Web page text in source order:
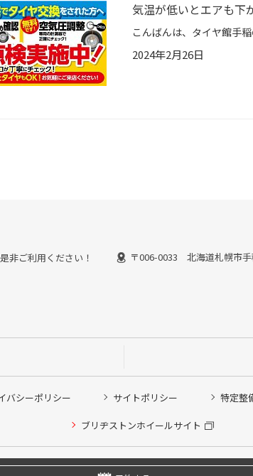
気温が低いとエアも下
2024年2月26日
非ご利用ください！ 〒006-0033 北海道札幌市
バシーポリシー サイトポリシー 特定整
ブリヂストンホイールサイト
Copyright © 2024 Bridgestone Retail Co.,Ltd. All rights Reserved.
の予約
ーク契約会員の方はこちらを選択ください
いただけません